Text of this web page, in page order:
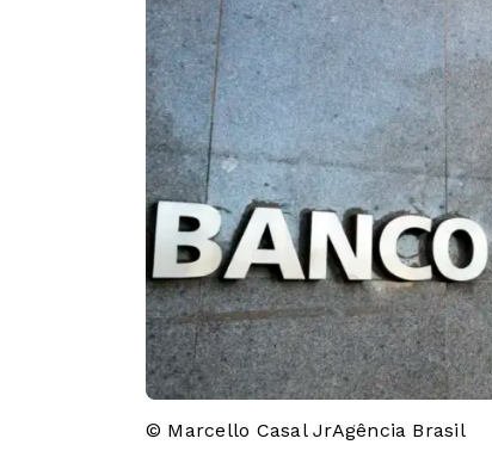
© Marcello Casal JrAgência Brasil